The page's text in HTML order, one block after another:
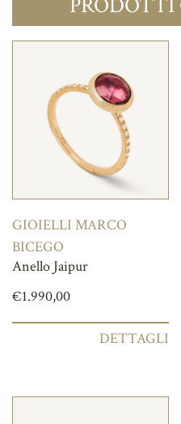
GIOIELLI MARCO
BICEGO
Anello Jaipur
€1.990,00
DETTAGLI